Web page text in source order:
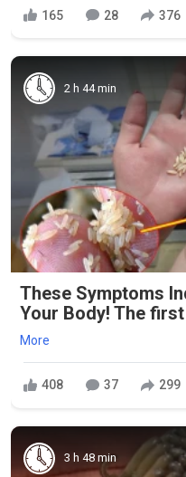
165 28 376
2 h 44 min
These Symptoms
Your Body! The
More
408 37 299
3 h 48 min